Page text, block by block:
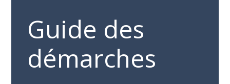
Guide des
démarches